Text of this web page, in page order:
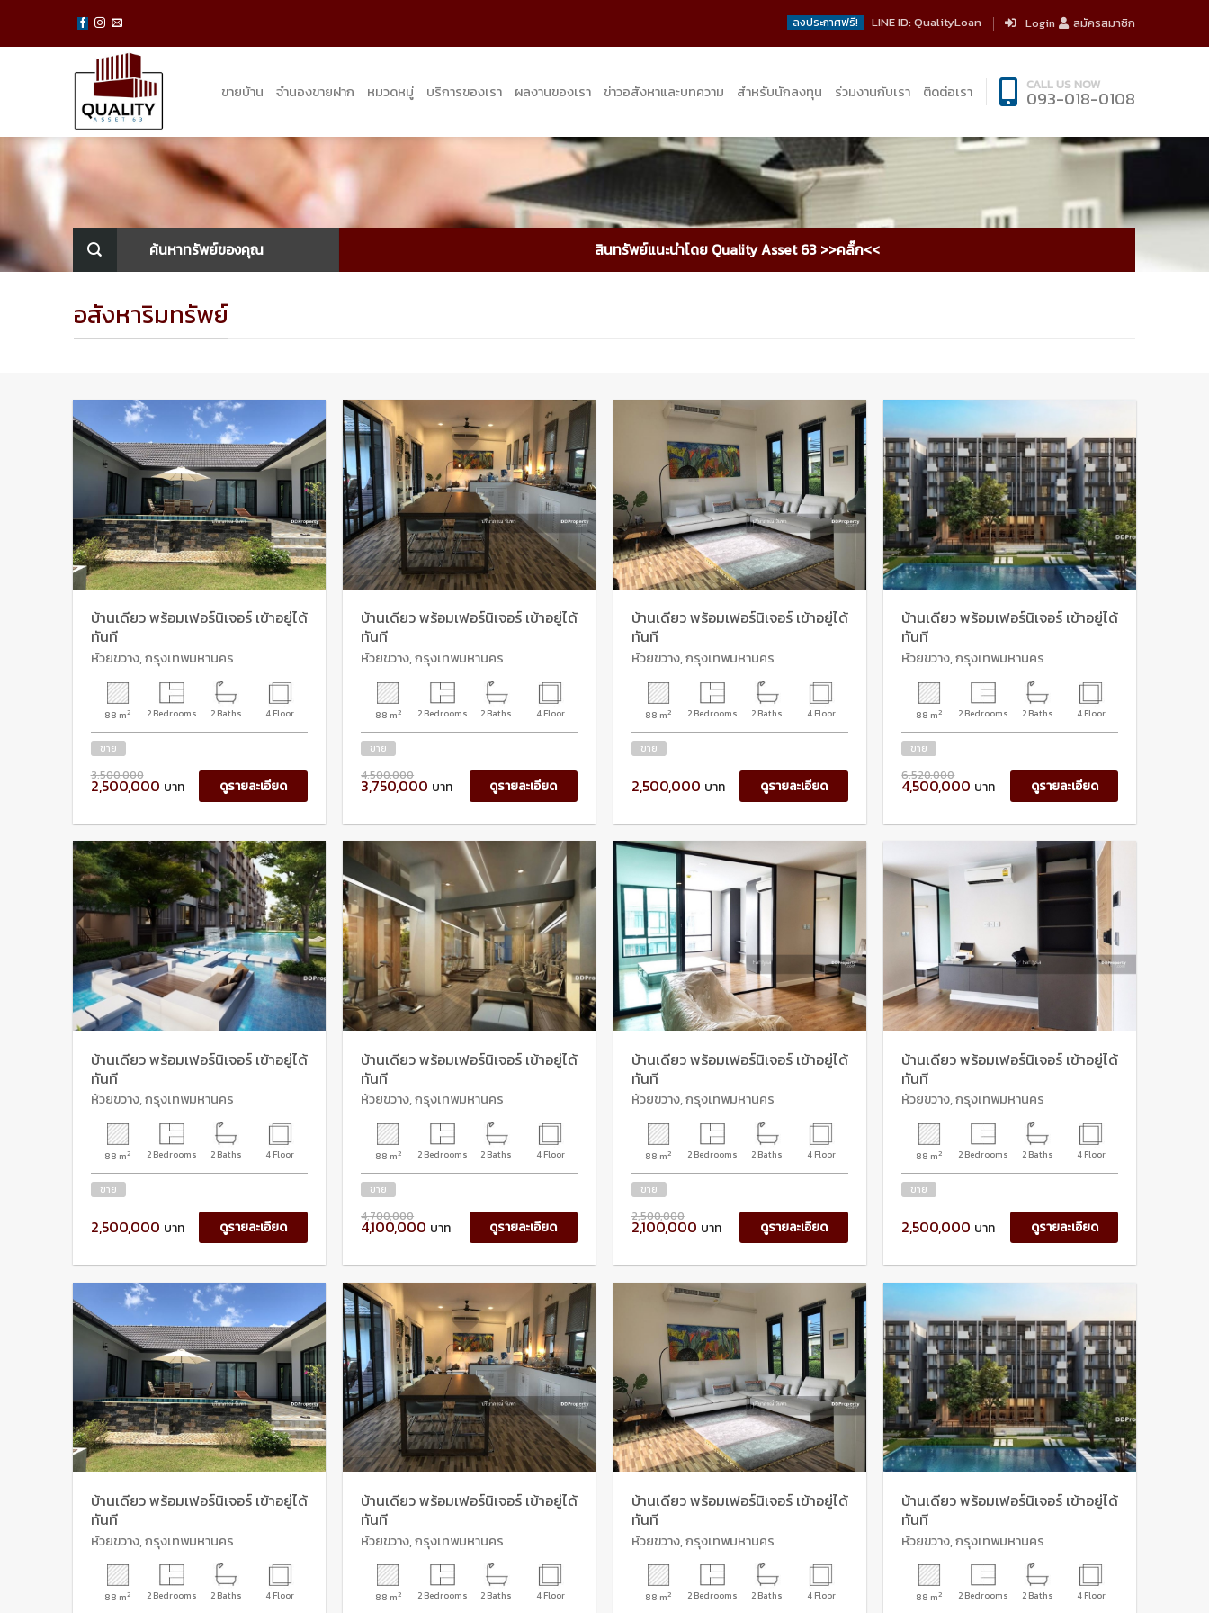
ลงประกาศฟรี! LINE ID: QualityLoan Login สมัครสมาชิก
ขายบ้าน จำนองขายฝาก หมวดหมู่ บริการของเรา ผลงานของเรา ข่าวอสังหาและบทความ สำหรับนักลงทุน ร่วมงานกับเรา ติดต่อเรา CALL US NOW
093-018-0108
ค้นหาทรัพย์ของคุณ สินทรัพย์แนะนำโดย Quality Asset 63 >>คลิ๊ก<<
อสังหาริมทรัพย์
บ้านเดียว พร้อมเฟอร์นิเจอร์ เข้าอยู่ได้
ทันที
ห้วยขวาง, กรุงเทพมหานคร
88 m2 2 Bedrooms 2 Baths 4 Floor
ขาย
3,500,000
2,500,000 บาท ดูรายละเอียด
บ้านเดียว พร้อมเฟอร์นิเจอร์ เข้าอยู่ได้
ทันที
ห้วยขวาง, กรุงเทพมหานคร
88 m2 2 Bedrooms 2 Baths 4 Floor
ขาย
4,500,000
3,750,000 บาท ดูรายละเอียด
บ้านเดียว พร้อมเฟอร์นิเจอร์ เข้าอยู่ได้
ทันที
ห้วยขวาง, กรุงเทพมหานคร
88 m2 2 Bedrooms 2 Baths 4 Floor
ขาย
2,500,000 บาท ดูรายละเอียด
บ้านเดียว พร้อมเฟอร์นิเจอร์ เข้าอยู่ได้
ทันที
ห้วยขวาง, กรุงเทพมหานคร
88 m2 2 Bedrooms 2 Baths 4 Floor
ขาย
6,520,000
4,500,000 บาท ดูรายละเอียด
บ้านเดียว พร้อมเฟอร์นิเจอร์ เข้าอยู่ได้
ทันที
ห้วยขวาง, กรุงเทพมหานคร
88 m2 2 Bedrooms 2 Baths 4 Floor
ขาย
2,500,000 บาท ดูรายละเอียด
บ้านเดียว พร้อมเฟอร์นิเจอร์ เข้าอยู่ได้
ทันที
ห้วยขวาง, กรุงเทพมหานคร
88 m2 2 Bedrooms 2 Baths 4 Floor
ขาย
4,700,000
4,100,000 บาท ดูรายละเอียด
บ้านเดียว พร้อมเฟอร์นิเจอร์ เข้าอยู่ได้
ทันที
ห้วยขวาง, กรุงเทพมหานคร
88 m2 2 Bedrooms 2 Baths 4 Floor
ขาย
2,500,000
2,100,000 บาท ดูรายละเอียด
บ้านเดียว พร้อมเฟอร์นิเจอร์ เข้าอยู่ได้
ทันที
ห้วยขวาง, กรุงเทพมหานคร
88 m2 2 Bedrooms 2 Baths 4 Floor
ขาย
2,500,000 บาท ดูรายละเอียด
บ้านเดียว พร้อมเฟอร์นิเจอร์ เข้าอยู่ได้
ทันที
ห้วยขวาง, กรุงเทพมหานคร
88 m2 2 Bedrooms 2 Baths 4 Floor
บ้านเดียว พร้อมเฟอร์นิเจอร์ เข้าอยู่ได้
ทันที
ห้วยขวาง, กรุงเทพมหานคร
88 m2 2 Bedrooms 2 Baths 4 Floor
บ้านเดียว พร้อมเฟอร์นิเจอร์ เข้าอยู่ได้
ทันที
ห้วยขวาง, กรุงเทพมหานคร
88 m2 2 Bedrooms 2 Baths 4 Floor
บ้านเดียว พร้อมเฟอร์นิเจอร์ เข้าอยู่ได้
ทันที
ห้วยขวาง, กรุงเทพมหานคร
88 m2 2 Bedrooms 2 Baths 4 Floor